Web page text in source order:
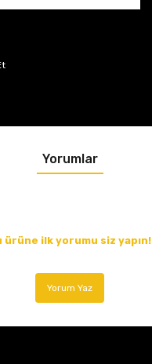
Yorumlar
ürüne ilk yorumu siz yapın!
Yorum Yaz